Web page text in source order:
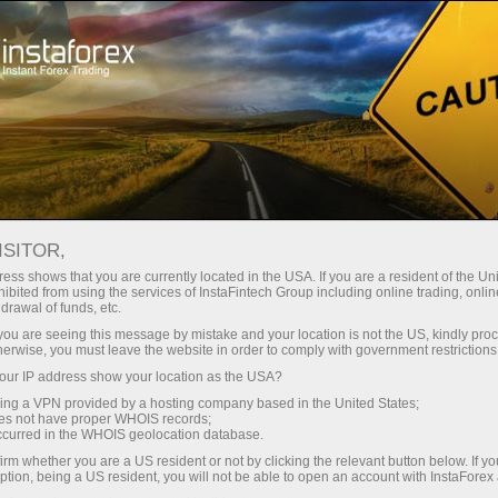
Трейдерам Форекс аналітика
Форекс-огляди
АНАЛІТИЧНІ ОГЛЯДИ
ФОРЕКС
shows that you are currently located in the USA. If you are a resident of the
from using the services of InstaFintech Group including online trading,
of funds, etc.
are seeing this message by mistake and your location is not the US, kindly
you must leave the website in order to comply with government
IP address show your location as the USA?
a VPN provided by a hosting company based in the United States;
not have proper WHOIS records;
in the WHOIS geolocation database.
whether you are a US resident or not by clicking the relevant button below. If
being a US resident, you will not be able to open an account with InstaForex